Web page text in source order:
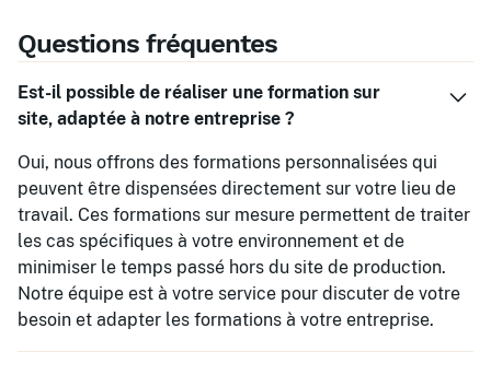
Questions fréquentes
Est-il possible de réaliser une formation sur
site, adaptée à notre entreprise ?
Oui, nous offrons des formations personnalisées qui
peuvent être dispensées directement sur votre lieu de
travail. Ces formations sur mesure permettent de traiter
les cas spécifiques à votre environnement et de
minimiser le temps passé hors du site de production.
Notre équipe est à votre service pour discuter de votre
besoin et adapter les formations à votre entreprise.